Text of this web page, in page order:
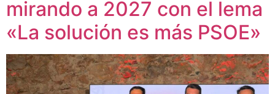
mirando a 2027 con el lema
«La solución es más PSOE»